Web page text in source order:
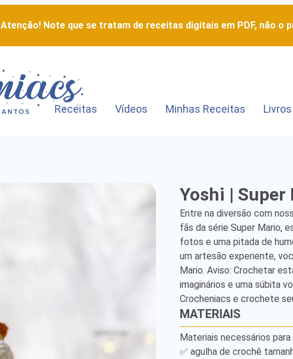
Atenção! Note que se tratam de receitas digitais em PDF, não o
Receitas Vídeos Minhas Receitas
Yoshi
Super
Mario
Detailed
Amigurumi
Pattern
Yoshi | Super
Entre na diversão com
fãs da série Super Mario,
fotos e uma pitada de
um artesão experiente,
Mario. Aviso: Crochetar
imaginários e uma súbita
Crocheniacs e crochete
MATERIAIS
Materiais necessários
✅ agulha de crochê